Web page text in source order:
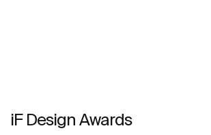
iF Design Awards